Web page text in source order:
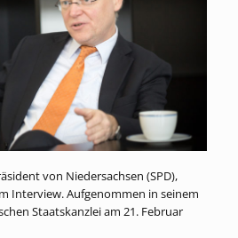
von Niedersachsen (SPD),
Interview. Aufgenommen in seinem
Staatskanzlei am 21. Februar